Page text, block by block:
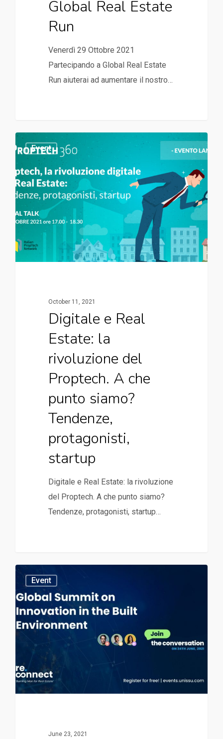
Global Real Estate
Run
Venerdì 29 Ottobre 2021
Partecipando a Global Real Estate
Run aiuterai ad aumentare il nostro…
Event
October 11, 2021
Digitale e Real
Estate: la
rivoluzione del
Proptech. A che
punto siamo?
Tendenze,
protagonisti,
startup
Digitale e Real Estate: la rivoluzione
del Proptech. A che punto siamo?
Tendenze, protagonisti, startup…
Event
June 23, 2021